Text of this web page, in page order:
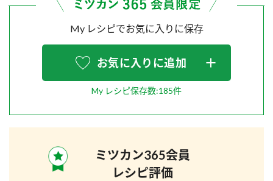
My レシピでお気に入りに保存
お気に入りに追加
My レシピ保存数:185件
ミツカン365会員
レシピ評価